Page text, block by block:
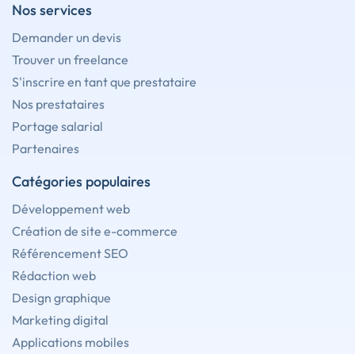
Nos services
Demander un devis
Trouver un freelance
S'inscrire en tant que prestataire
Nos prestataires
Portage salarial
Partenaires
Catégories populaires
Développement web
Création de site e-commerce
Référencement SEO
Rédaction web
Design graphique
Marketing digital
Applications mobiles